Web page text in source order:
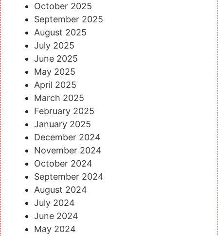
October 2025
September 2025
August 2025
July 2025
June 2025
May 2025
April 2025
March 2025
February 2025
January 2025
December 2024
November 2024
October 2024
September 2024
August 2024
July 2024
June 2024
May 2024